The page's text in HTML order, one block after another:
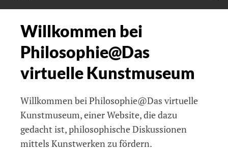
Willkommen bei
Philosophie@Das
virtuelle Kunstmuseum
Willkommen bei Philosophie@Das virtuelle
Kunstmuseum, einer Website, die dazu
gedacht ist, philosophische Diskussionen
mittels Kunstwerken zu fördern.